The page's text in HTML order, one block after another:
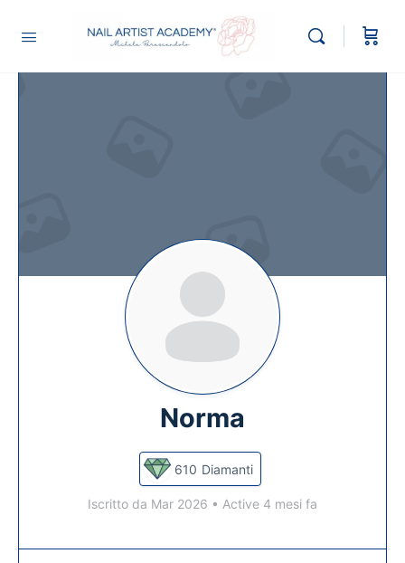
Norma
610 Diamanti
Iscritto da Mar 2026 • Active 4 mesi fa